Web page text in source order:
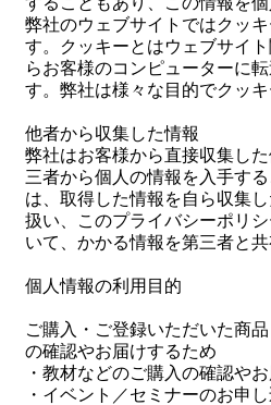
弊社のウェブサイトではクッキ
す。クッキーとはウェブサイ
らお客様のコンピューターに
す。弊社は様々な目的でクッキ
他者から収集した情報
弊社はお客様から直接収集し
三者から個人の情報を入手す
は、取得した情報を自ら収集
扱い、このプライバシーポリ
いて、かかる情報を第三者と共
個人情報の利用目的
ご購入・ご登録いただいた商
の確認やお届けするため
・教材などのご購入の確認や
・イベント／セミナーのお申